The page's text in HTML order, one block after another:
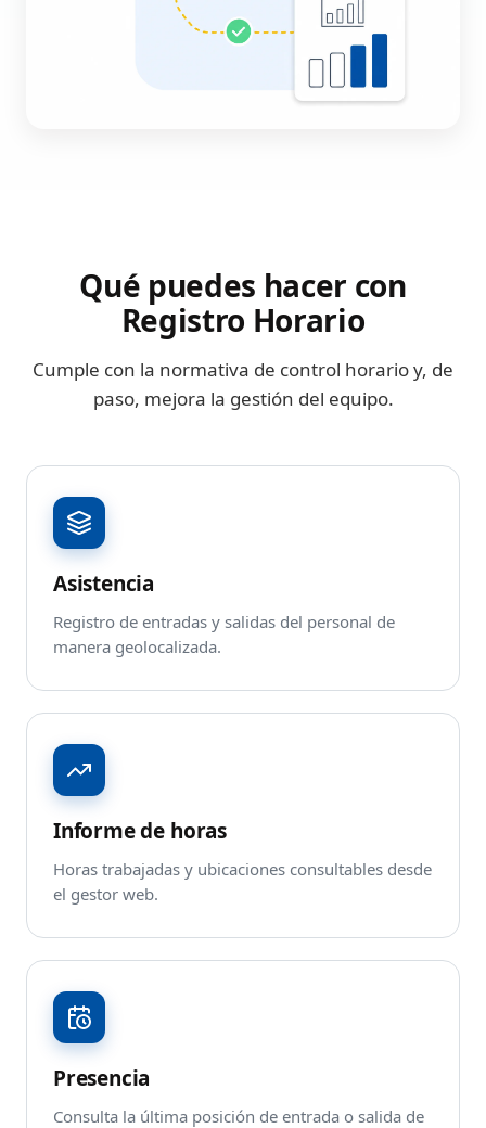
Qué puedes hacer con
Registro Horario
Cumple con la normativa de control horario y, de
paso, mejora la gestión del equipo.
Asistencia
Registro de entradas y salidas del personal de
manera geolocalizada.
Informe de horas
Horas trabajadas y ubicaciones consultables desde
el gestor web.
Presencia
Consulta la última posición de entrada o salida de